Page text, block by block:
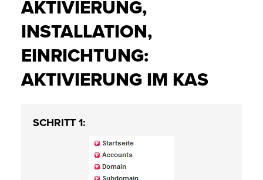
AKTIVIERUNG,
INSTALLATION,
EINRICHTUNG:
AKTIVIERUNG IM KAS
SCHRITT 1: